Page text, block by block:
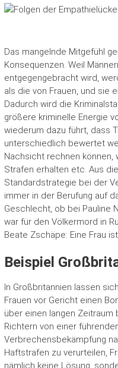
Das mangelnde Mitgefühl
Konsequenzen. Weil
entgegengebracht wird,
als die von Frauen, und sie
Dadurch wird die
größere kriminelle Energie
wiederum dazu führt, dass
unterschiedlich bewertet
Nachsicht rechnen
Strafen erhalten etc. Aus
Standardstrategie bei der
immer in der Berufung auf
Geschlecht, ob bei Pauline
war für den Völkermord in
Beate Zschäpe: Eine Frau
Beispiel
In Großbritannien lassen
Frauen vor Gericht einen
über einen langen Zeitraum
Richtern von einer
Verbrechensbekämpfung
Haftstrafen zu verurteilen,
nämlich keine Lösung,